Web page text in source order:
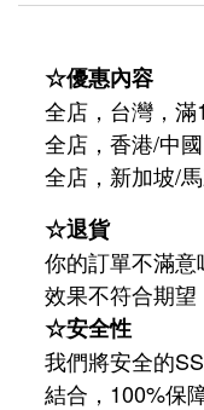
☆優惠內容
全店，台灣，滿
全店，香港/中
全店，新加坡/
☆退貨
你的訂單不滿
效果不符合期望
☆安全性
我們將安全的
結合，100%保